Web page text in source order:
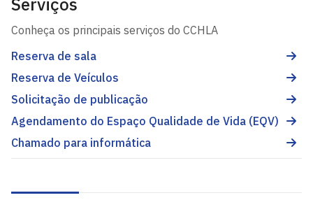
Conheça os principais serviços do CCHLA
Reserva de sala
Reserva de Veículos
Solicitação de publicação
Agendamento do Espaço Qualidade de Vida (EQV)
Chamado para informática